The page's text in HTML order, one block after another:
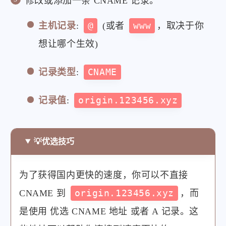
主机记录: @ (或者 www
，取决于你
想让哪个生效)
记录类型: CNAME
记录值: origin.123456.xyz
💡优选技巧
为了获得国内更快的速度，你可以不直接
CNAME 到
origin.123456.xyz
，而
是使用 优选 CNAME 地址 或者 A 记录。这